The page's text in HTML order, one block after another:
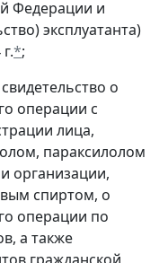
Федерации и
эксплуатанта)
*;
о
операции с
лица,
параксилолом
организации,
спиртом, о
операции по
а также